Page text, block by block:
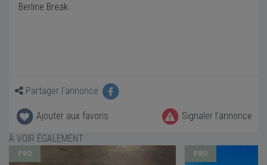
Berline Break.
Partager l'annonce
Ajouter aux favoris
Signaler l'annonce
À VOIR ÉGALEMENT
PRO PRO